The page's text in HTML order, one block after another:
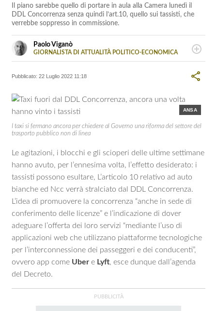
Il piano sarebbe quello di portare in aula alla Camera lunedì il
DDL Concorrenza senza quindi l’art.10, quello sui tassisti, che
verrebbe soppresso in commissione.
Paolo Viganò
GIORNALISTA DI ATTUALITÀ POLITICO-ECONOMICA
Classe 1974, giornalista professionista dal 2003, si occupa
economica, con diverse divagazioni in ambito sportivo e
Pubblicato: 22 Luglio 2022 11:18
ANSA
I taxi si fermano ancora per chiedere al Governo una riforma del settore del
trasporto pubblico non di linea
Le agitazioni, i blocchi e gli scioperi delle ultime settimane
hanno avuto, per l’ennesima volta, l’effetto desiderato: i
tassisti possono esultare, L’articolo 10 relativo ad auto
bianche ed Ncc verrà stralciato dal DDL Concorrenza.
L’idea di promuovere la concorrenza “anche in sede di
conferimento delle licenze” e l’indicazione di dover
adeguare l’offerta dei loro servizi “mediante l’uso di
applicazioni web che utilizzano piattaforme tecnologiche
per l’interconnessione dei passeggeri e dei conducenti”,
ovvero app come Uber e Lyft, esce dunque dall’agenda
del Decreto.